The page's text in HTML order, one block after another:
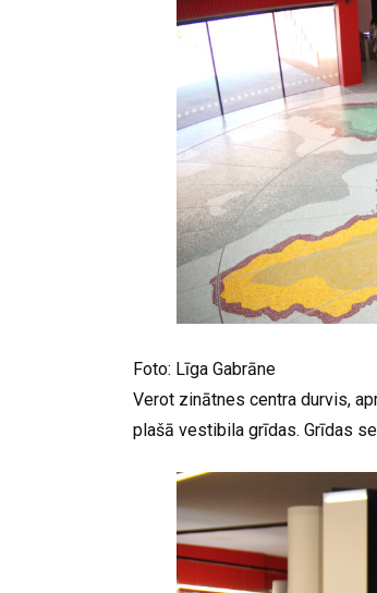
Foto: Līga Gabrāne
Verot zinātnes centra durvis,
plašā vestibila grīdas. Grīdas